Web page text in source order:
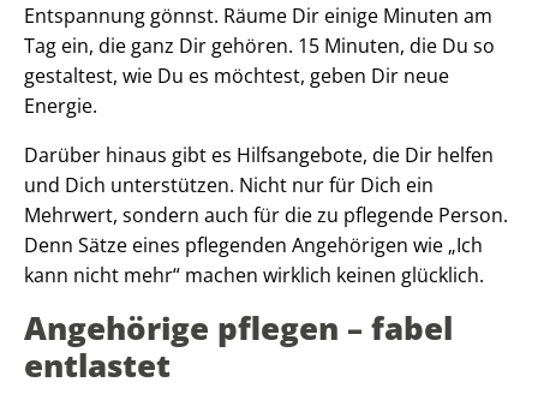
Entspannung gönnst. Räume Dir einige Minuten am
Tag ein, die ganz Dir gehören. 15 Minuten, die Du so
gestaltest, wie Du es möchtest, geben Dir neue
Energie.
Darüber hinaus gibt es Hilfsangebote, die Dir helfen
und Dich unterstützen. Nicht nur für Dich ein
Mehrwert, sondern auch für die zu pflegende Person.
Denn Sätze eines pflegenden Angehörigen wie „Ich
kann nicht mehr“ machen wirklich keinen glücklich.
Angehörige pflegen – fabel
entlastet